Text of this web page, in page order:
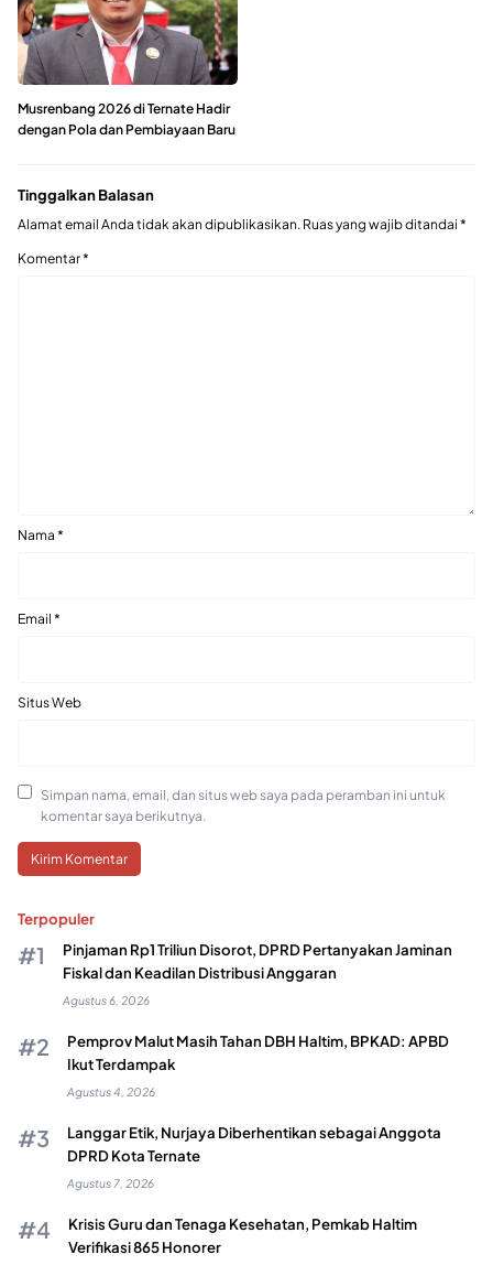
Musrenbang 2026 di Ternate Hadir
dengan Pola dan Pembiayaan Baru
Tinggalkan Balasan
Alamat email Anda tidak akan dipublikasikan. Ruas yang wajib ditandai *
Komentar*
Nama *
Email *
Situs Web
Simpan nama, email, dan situs web saya pada peramban ini untuk
komentar saya berikutnya.
Terpopuler
Pinjaman Rp1 Triliun Disorot, DPRD Pertanyakan Jaminan
Fiskal dan Keadilan Distribusi Anggaran
Agustus 6, 2026
Pemprov Malut Masih Tahan DBH Haltim, BPKAD: APBD
Ikut Terdampak
Agustus 4, 2026
Langgar Etik, Nurjaya Diberhentikan sebagai Anggota
DPRD Kota Ternate
Agustus 7, 2026
Krisis Guru dan Tenaga Kesehatan, Pemkab Haltim
Verifikasi 865 Honorer